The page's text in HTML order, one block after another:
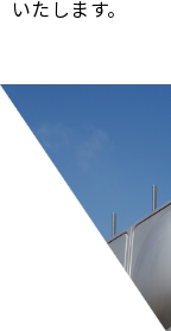
いたします。